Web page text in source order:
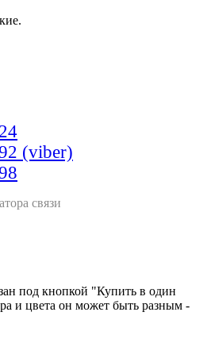
(viber)
связи
под кнопкой "Купить в один
и цвета он может быть разным -